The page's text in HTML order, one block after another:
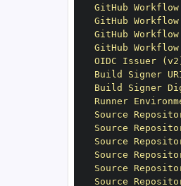
GitHub Workflow
GitHub Workflow
GitHub
GitHub
OIDC Issuer
Build Signer
Build Signer
Runner
Source
Source
Source
Source
Source
Source